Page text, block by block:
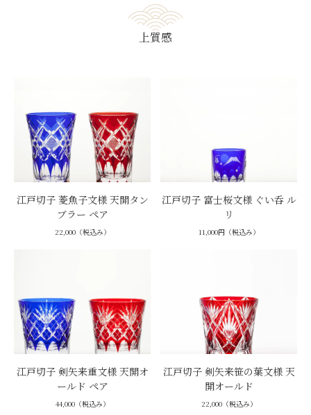
上質感
江戸切子 菱魚子文様 天開タン
ブラー ペア
22,000（税込み）
江戸切子 富士桜文様 ぐい呑 ル
リ
11,000円（税込み）
江戸切子 剣矢来重文様 天開オ
ールド ペア
44,000（税込み）
江戸切子 剣矢来笹の葉文様 天
開オールド
22,000（税込み）